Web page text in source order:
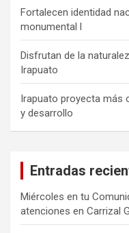
Fortalecen identidad
monumental l
Disfrutan de la
Irapuato
Irapuato proyecta más
y desarrollo
Entradas
Miércoles en tu
atenciones en Carrizal